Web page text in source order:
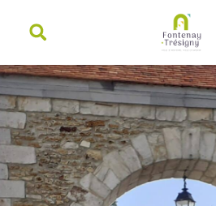
principal